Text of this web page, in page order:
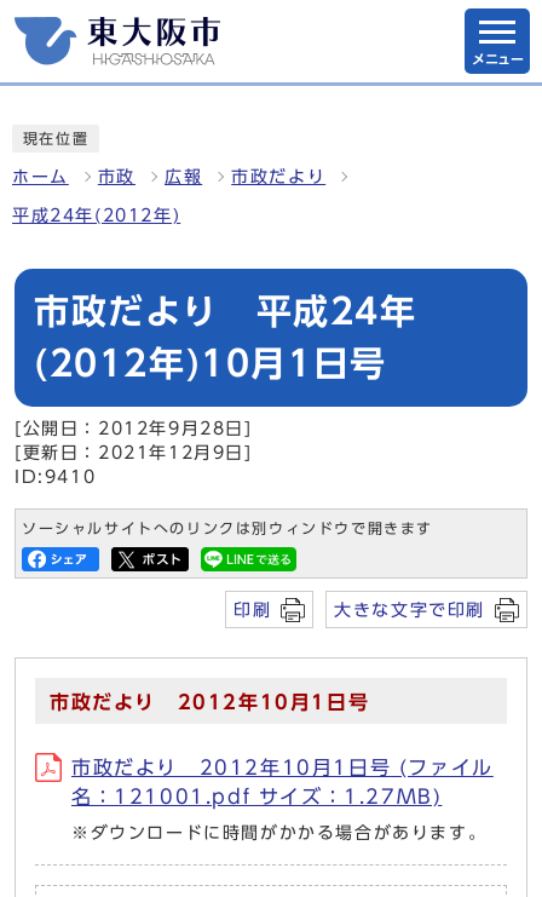
メニュー
現在位置
ホーム 市政 広報 市政だより
平成24年(2012年)
市政だより 平成24年
(2012年)10月1日号
[公開日：2012年9月28日]
[更新日：2021年12月9日]
ID:9410
ソーシャルサイトへのリンクは別ウィンドウで開きます
印刷 大きな文字で印刷
市政だより 2012年10月1日号
市政だより 2012年10月1日号 (ファイル
名：121001.pdf サイズ：1.27MB)
※ダウンロードに時間がかかる場合があります。